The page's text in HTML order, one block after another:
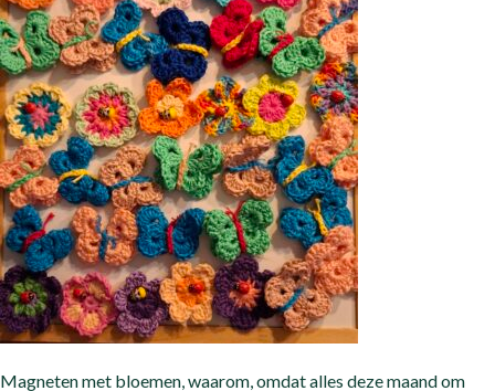
Magneten met bloemen, waarom, omdat alles deze maand om